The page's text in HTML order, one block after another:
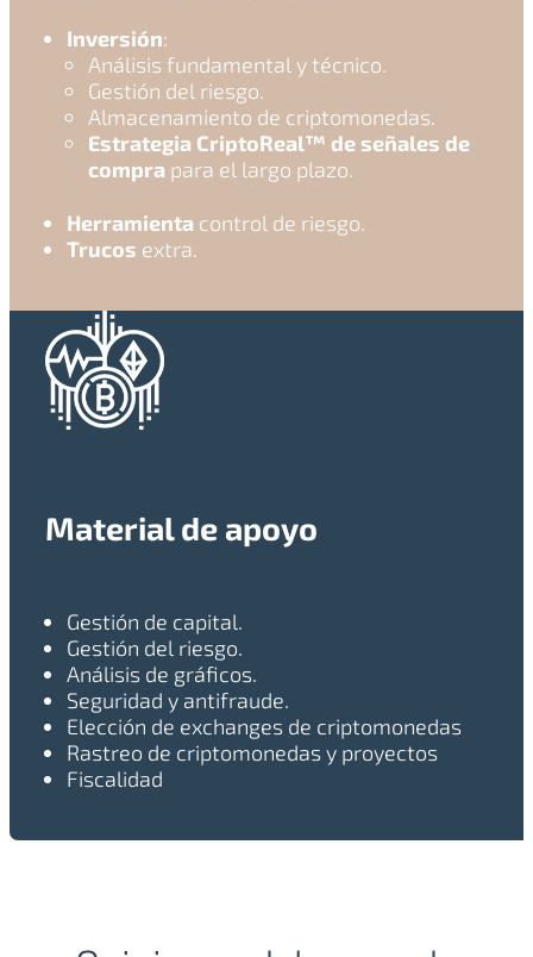
Inversión:
Análisis fundamental y técnico.
Gestión del riesgo.
Almacenamiento de criptomonedas.
Estrategia CriptoReal™ de señales de
compra para el largo plazo.
Herramienta control de riesgo.
Trucos extra.
Material de apoyo
Gestión de capital.
Gestión del riesgo.
Análisis de gráficos.
Seguridad y antifraude.
Elección de exchanges de criptomonedas
Rastreo de criptomonedas y proyectos
Fiscalidad